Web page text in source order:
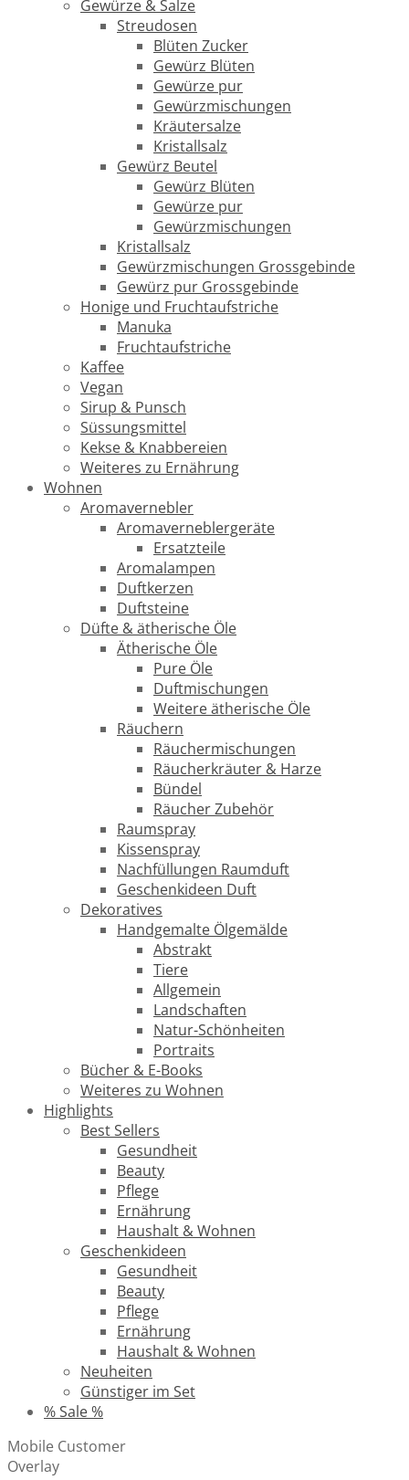
Gewürze & Salze
Streudosen
Blüten Zucker
Gewürz Blüten
Gewürze pur
Gewürzmischungen
Kräutersalze
Kristallsalz
Gewürz Beutel
Gewürz Blüten
Gewürze pur
Gewürzmischungen
Kristallsalz
Gewürzmischungen Grossgebinde
Gewürz pur Grossgebinde
Honige und Fruchtaufstriche
Manuka
Fruchtaufstriche
Kaffee
Vegan
Sirup & Punsch
Süssungsmittel
Kekse & Knabbereien
Weiteres zu Ernährung
Wohnen
Aromavernebler
Aromaverneblergeräte
Ersatzteile
Aromalampen
Duftkerzen
Duftsteine
Düfte & ätherische Öle
Ätherische Öle
Pure Öle
Duftmischungen
Weitere ätherische Öle
Räuchern
Räuchermischungen
Räucherkräuter & Harze
Bündel
Räucher Zubehör
Raumspray
Kissenspray
Nachfüllungen Raumduft
Geschenkideen Duft
Dekoratives
Handgemalte Ölgemälde
Abstrakt
Tiere
Allgemein
Landschaften
Natur-Schönheiten
Portraits
Bücher & E-Books
Weiteres zu Wohnen
Highlights
Best Sellers
Gesundheit
Beauty
Pflege
Ernährung
Haushalt & Wohnen
Geschenkideen
Gesundheit
Beauty
Pflege
Ernährung
Haushalt & Wohnen
Neuheiten
Günstiger im Set
% Sale %
Mobile Customer
Overlay